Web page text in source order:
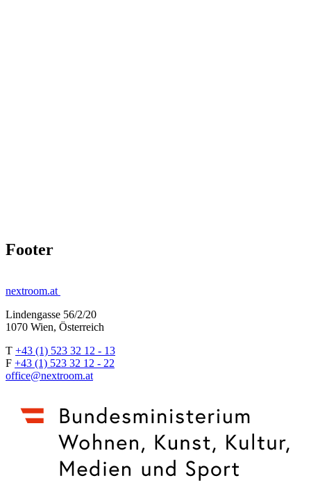
Footer
nextroom.at
Lindengasse 56/2/20
1070 Wien, Österreich
T +43 (1) 523 32 12 - 13
F +43 (1) 523 32 12 - 22
office@nextroom.at